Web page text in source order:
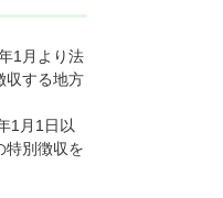
1月より法
収する地方
1月1日以
特別徴収を